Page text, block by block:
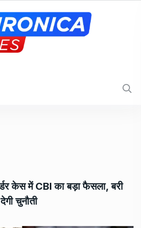
केस में CBI का बड़ा फैसला, बरी
चुनौती